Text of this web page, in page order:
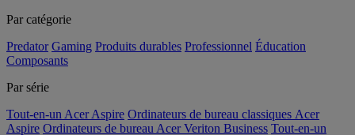
Par catégorie
Predator Gaming Produits durables Professionnel Éducation
Composants
Par série
Tout-en-un Acer Aspire Ordinateurs de bureau classiques Acer
Aspire Ordinateurs de bureau Acer Veriton Business Tout-en-un